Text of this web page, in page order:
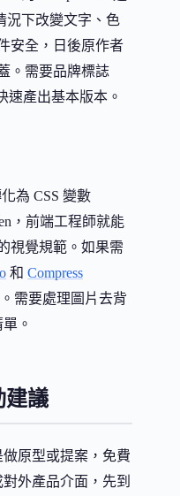
況下改變文字、色
安全，日後原作者
。需要品牌標誌
速產出基本版本。
為 CSS 變數
，前端工程師就能
視覺規範。如果需
和 Compress
需要處理圖片去背
。
建議
做原型或提案，免費
外產品介面，先到